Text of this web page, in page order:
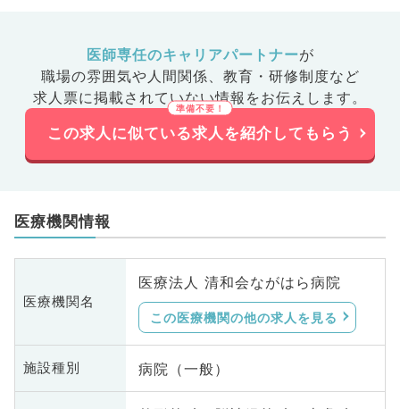
医師専任のキャリアパートナーが
職場の雰囲気や人間関係、 教育・研修制度など
求人票に掲載されていない情報をお伝えします。
この求人に似ている求人を紹介してもらう
医療機関情報
医療機関名
医療法人 清和会ながはら病院
この医療機関の他の求人を見る
施設種別 病院（一般）